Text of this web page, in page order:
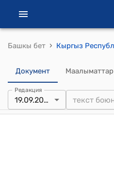
Башкы бет ›
Документ Маалыматтар
Редакция
19.09.2025